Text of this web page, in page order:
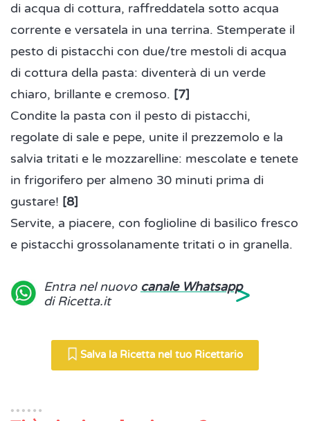
di acqua di cottura, raffreddatela sotto acqua
corrente e versatela in una terrina. Stemperate il
pesto di pistacchi con due/tre mestoli di acqua
di cottura della pasta: diventerà di un verde
chiaro, brillante e cremoso. [7]
Condite la pasta con il pesto di pistacchi,
regolate di sale e pepe, unite il prezzemolo e la
salvia tritati e le mozzarelline: mescolate e tenete
in frigorifero per almeno 30 minuti prima di
gustare! [8]
Servite, a piacere, con foglioline di basilico fresco
e pistacchi grossolanamente tritati o in granella.
Entra nel nuovo canale Whatsapp
di Ricetta.it
>
Salva la Ricetta nel tuo Ricettario